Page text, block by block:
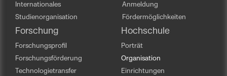
Internationales
Studienorganisation
Anmeldung
Fördermöglichkeiten
Forschung
Forschungsprofil
Forschungsförderung
Technologietransfer
Hochschule
Porträt
Organisation
Einrichtungen